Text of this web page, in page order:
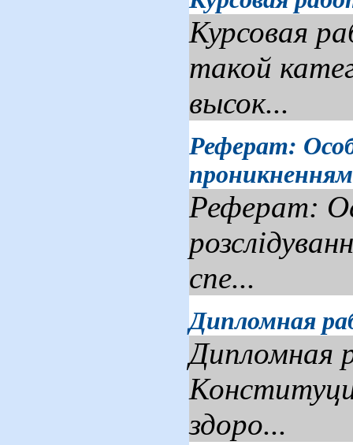
Курсовая
такой
высок...
Реферат:
Реферат:
спе...
Дипломная
Дипломная
здоро...